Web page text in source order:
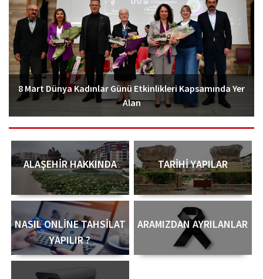
8 Mart Dünya Kadınlar Günü Etkinlikleri Kapsamında Yer
Alan
ALAŞEHIR HAKKINDA TARIHI YAPILAR
NASIL ONLİNE TAHSİLAT
YAPILIR ?
ARAMIZDAN AYRILANLAR